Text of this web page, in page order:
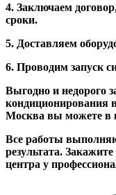
4. Заключаем
сроки.
5. Доставляем
6. Проводим запуск
Выгодно и недорого
кондиционирования
Москва вы можете в
Все работы
результата.
центра у